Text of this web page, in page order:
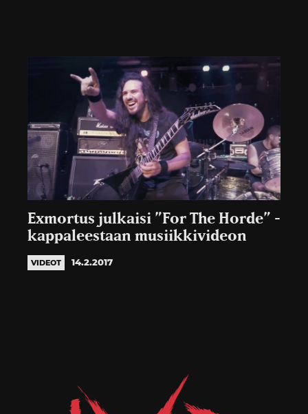
Exmortus julkaisi ”For The Horde” -
kappaleestaan musiikkivideon
VIDEOT 14.2.2017